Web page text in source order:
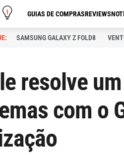
GUIAS DE COMPRASREVIEWS
SAMSUNG GALAXY Z FOLD8
resolve
com o